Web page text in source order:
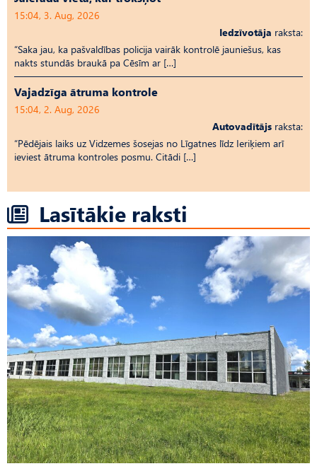
15:04, 3. Aug, 2026
Iedzīvotāja raksta:
“Saka jau, ka pašvaldības policija vairāk kontrolē jauniešus, kas
nakts stundās braukā pa Cēsīm ar […]
Vajadzīga ātruma kontrole
15:04, 2. Aug, 2026
Autovadītājs raksta:
“Pēdējais laiks uz Vid­ze­mes šosejas no Līgatnes līdz Ieriķiem arī
ieviest ātruma kontroles posmu. Citādi […]
Lasītākie raksti